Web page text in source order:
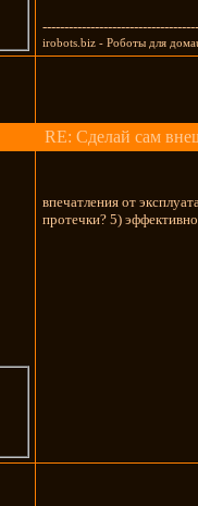
irobots.biz - Роботы для
RE: Сделай сам
впечатления от
протечки? 5)